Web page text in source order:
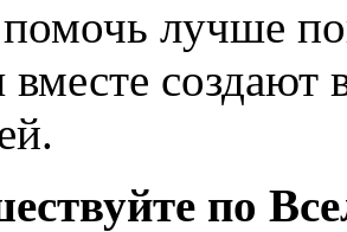
лучше
вместе
по